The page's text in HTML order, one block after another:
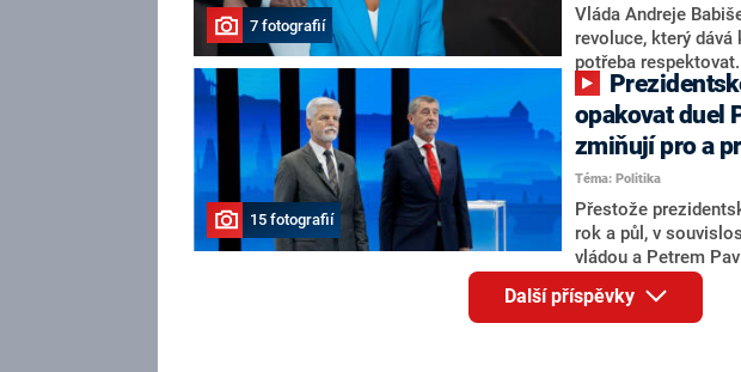
o případné
značně pochybuje.
nemá osobu, která
7 fotografií
Vláda Andreje
revoluce, který
potřeba
ministryně
rozhovoru pro CNN
ohledně politického
Tejce (za ANO) či
práva Taťány Malé
adresu vlády prý
vrátila k volební
hnutí Naše Česko
15 fotografií
opakovat duel
zmiňují pro a
Téma: Politika
Přestože
rok a půl, v
vládou a Petrem
tom, koho by do
koalice. Někteří
jméno premiéra
Další příspěvky